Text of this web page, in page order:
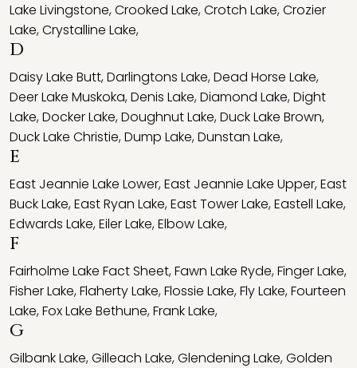
Lake Livingstone,Crooked Lake,Crotch Lake,Crozier
Lake,Crystalline Lake,
D
Daisy Lake Butt,Darlingtons Lake,Dead Horse Lake,
Deer Lake Muskoka,Denis Lake,Diamond Lake,Dight
Lake,Docker Lake,Doughnut Lake,Duck Lake Brown,
Duck Lake Christie,Dump Lake,Dunstan Lake,
E
East Jeannie Lake Lower,East Jeannie Lake Upper,East
Buck Lake,East Ryan Lake,East Tower Lake,Eastell Lake,
Edwards Lake,Eiler Lake,Elbow Lake,
F
Fairholme Lake Fact Sheet,Fawn Lake Ryde,Finger Lake,
Fisher Lake,Flaherty Lake,Flossie Lake,Fly Lake,Fourteen
Lake,Fox Lake Bethune,Frank Lake,
G
Gilbank Lake,Gilleach Lake,Glendening Lake,Golden